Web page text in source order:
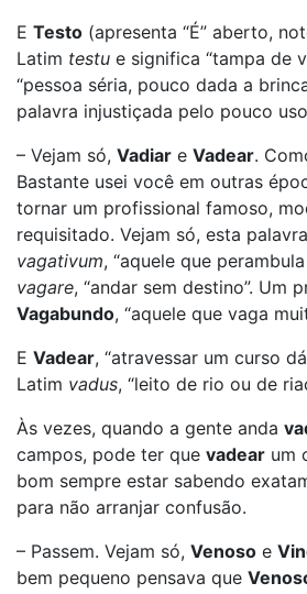
E Testo (apresenta “É” aberto,
Latim testu e significa “tampa de
“pessoa séria, pouco dada a
palavra injustiçada pelo pouco
– Vejam só, Vadiar e Vadear.
Bastante usei você em outras
tornar um profissional famoso,
requisitado. Vejam só, esta
vagativum, “aquele que
vagare, “andar sem destino”. Um
Vagabundo, “aquele que vaga
E Vadear, “atravessar um curso
Latim vadus, “leito de rio ou de
Às vezes, quando a gente anda
campos, pode ter que vadear um
bom sempre estar sabendo
para não arranjar confusão.
– Passem. Vejam só, Venoso e
bem pequeno pensava que